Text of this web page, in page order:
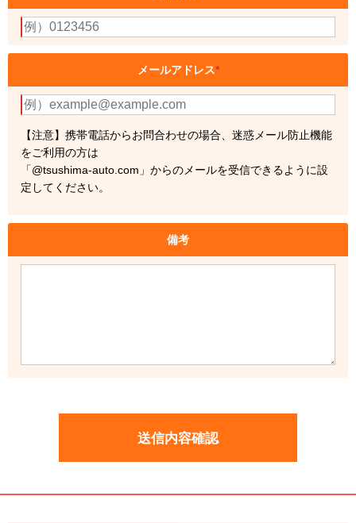
メールアドレス*
【注意】携帯電話からお問合わせの場合、迷惑メール防止機能
をご利用の方は
「@tsushima-auto.com」からのメールを受信できるように設
定してください。
備考